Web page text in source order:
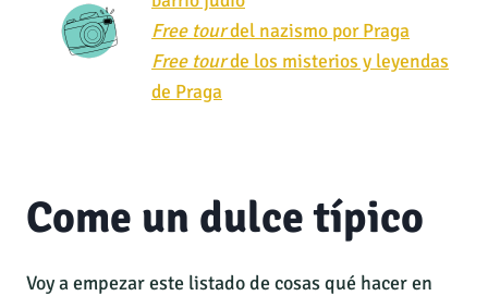
Free tourdel nazismo por Praga
Free tourde los misterios y leyendas
de Praga
Come un dulce típico
Voy a empezar este listado de cosas qué hacer en